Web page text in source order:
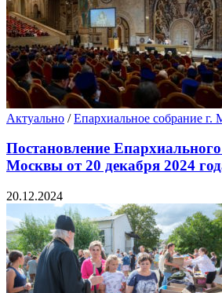
Актуально /Епархиальное собрание
Постановление
Москвы от 20 декабря 2024
20.12.2024